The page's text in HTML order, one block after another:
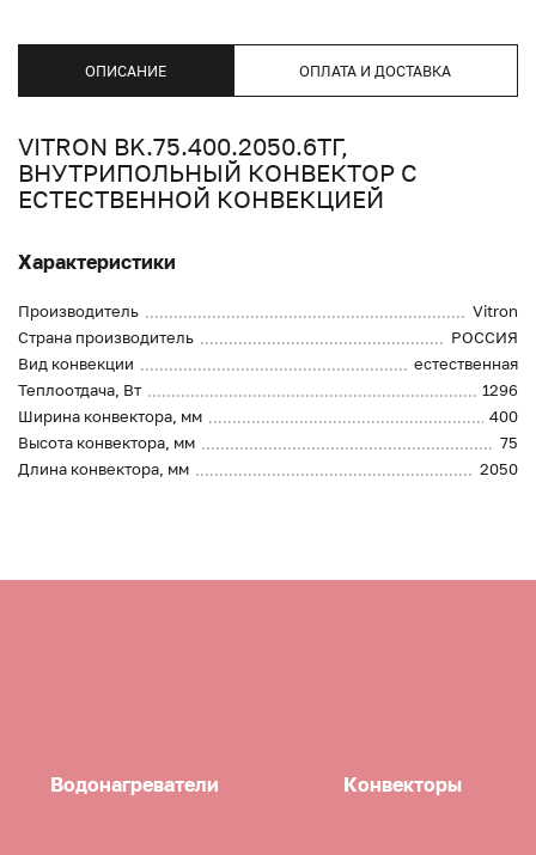
ОПИСАНИЕ ОПЛАТА И ДОСТАВКА
VITRON BK.75.400.2050.6ТГ,
ВНУТРИПОЛЬНЫЙ КОНВЕКТОР С
ЕСТЕСТВЕННОЙ КОНВЕКЦИЕЙ
Характеристики
Производитель
Vitron
Страна производитель
РОССИЯ
Вид конвекции
естественная
Теплоотдача, Вт
1296
Ширина конвектора, мм
400
Высота конвектора, мм
75
Длина конвектора, мм
2050
Водонагреватели Конвекторы